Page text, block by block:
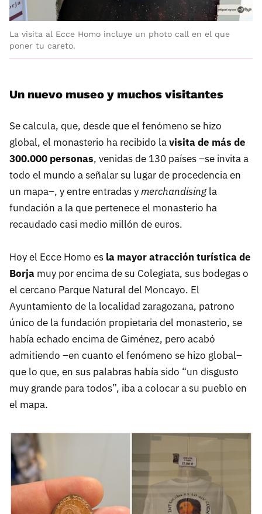
La visita al Ecce Homo incluye un photo call en el que
poner tu careto.
Un nuevo museo y muchos visitantes
Se calcula, que, desde que el fenómeno se hizo
global, el monasterio ha recibido lavisita de más de
300.000 personas, venidas de 130 países –se invita a
todo el mundo a señalar su lugar de procedencia en
un mapa–, y entre entradas ymerchandising la
fundación a la que pertenece el monasterio ha
recaudado casi medio millón de euros.
Hoy el Ecce Homo es la mayor atracción turística de
Borja muy por encima de su Colegiata, sus bodegas o
el cercano Parque Natural del Moncayo. El
Ayuntamiento de la localidad zaragozana, patrono
único de la fundación propietaria del monasterio, se
había echado encima de Giménez, pero acabó
admitiendo –en cuanto el fenómeno se hizo global–
que lo que, en sus palabras había sido “un disgusto
muy grande para todos”, iba a colocar a su pueblo en
el mapa.